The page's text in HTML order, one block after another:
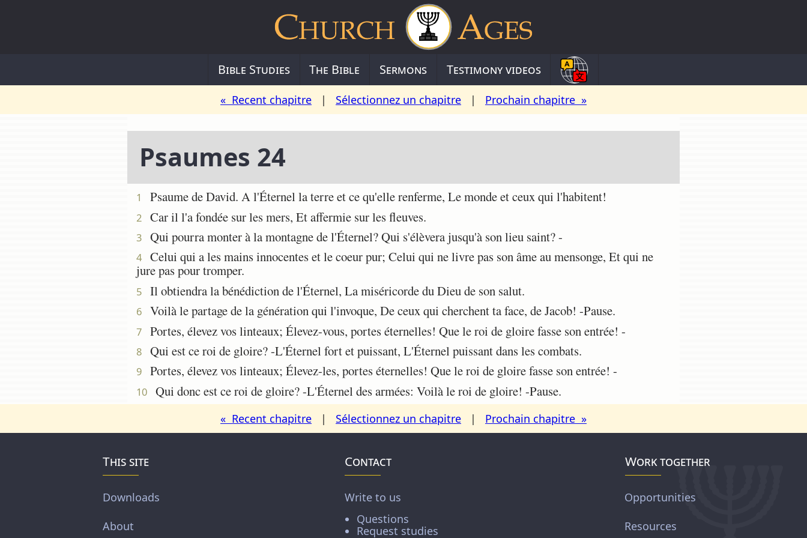
Bible Studies The Bible Sermons Testimony videos
« Recent chapitre | Sélectionnez un chapitre | Prochain chapitre »
Psaumes 24
1 Psaume de David. A l'Éternel la terre et ce qu'elle renferme, Le monde et ceux qui l'habitent!
2 Car il l'a fondée sur les mers, Et affermie sur les fleuves.
3 Qui pourra monter à la montagne de l'Éternel? Qui s'élèvera jusqu'à son lieu saint? -
4
Celui qui a les mains innocentes et le coeur pur; Celui qui ne livre pas son âme au mensonge, Et qui ne
jure pas pour tromper.
5 Il obtiendra la bénédiction de l'Éternel, La miséricorde du Dieu de son salut.
6 Voilà le partage de la génération qui l'invoque, De ceux qui cherchent ta face, de Jacob! -Pause.
7 Portes, élevez vos linteaux; Élevez-vous, portes éternelles! Que le roi de gloire fasse son entrée! -
8 Qui est ce roi de gloire? -L'Éternel fort et puissant, L'Éternel puissant dans les combats.
9 Portes, élevez vos linteaux; Élevez-les, portes éternelles! Que le roi de gloire fasse son entrée! -
10 Qui donc est ce roi de gloire? -L'Éternel des armées: Voilà le roi de gloire! -Pause.
« Recent chapitre | Sélectionnez un chapitre | Prochain chapitre »
This site
Downloads
About
Contact
Write to us
Questions
Request studies
Work together
Opportunities
Resources